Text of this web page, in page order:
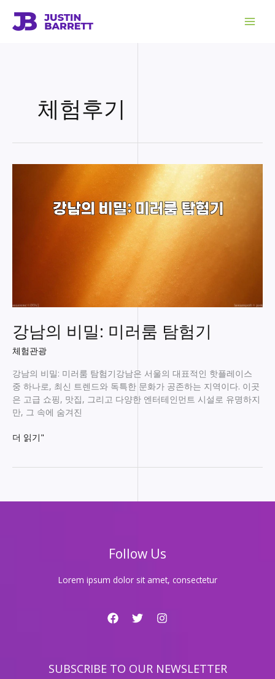
체험후기
강남의 비밀: 미러룸 탐험기
체험관광
강남의 비밀: 미러룸 탐험기강남은 서울의 대표적인 핫플레이스
중 하나로, 최신 트렌드와 독특한 문화가 공존하는 지역이다. 이곳
은 고급 쇼핑, 맛집, 그리고 다양한 엔터테인먼트 시설로 유명하지
만, 그 속에 숨겨진
강
미
더 읽기"
Follow Us
Lorem ipsum dolor sit amet, consectetur
SUBSCRIBE TO OUR NEWSLETTER